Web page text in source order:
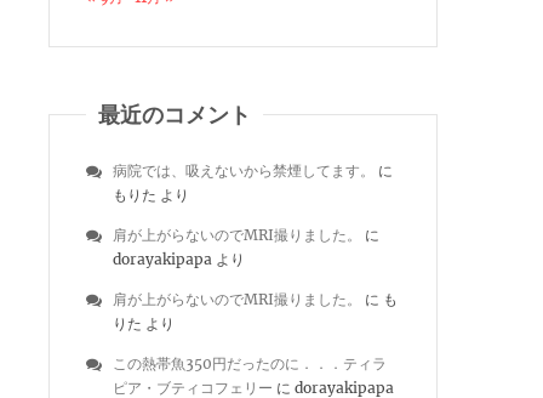
最近のコメント
病院では、吸えないから禁煙してます。
に
もりた より
肩が上がらないのでMRI撮りました。
に
dorayakipapa より
肩が上がらないのでMRI撮りました。 に も
りた より
この熱帯魚350円だったのに．．．ティラ
ピア・ブティコフェリー に dorayakipapa